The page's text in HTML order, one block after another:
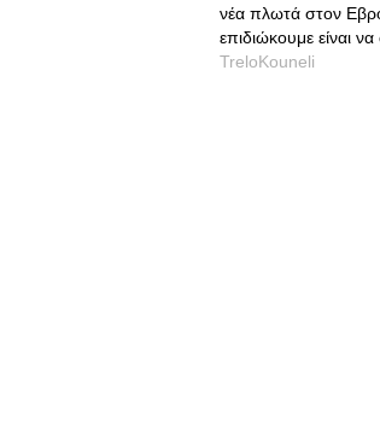
νέα πλωτά στον
επιδιώκουμε είναι
TreloKouneli